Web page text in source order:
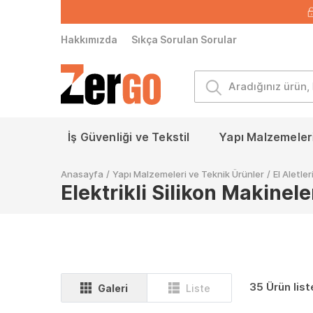
Hakkımızda Sıkça Sorulan Sorular
İş Güvenliği ve Tekstil Yapı
Anasayfa / Yapı Malzemeleri ve Teknik Ürünler / El Aletleri
Elektrikli Silikon
Galeri Liste 35 Ürün